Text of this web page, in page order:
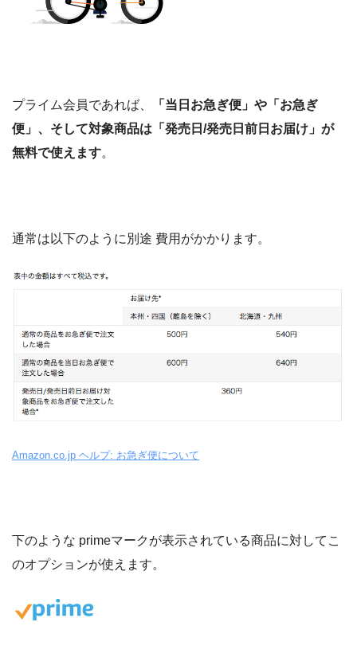
プライム会員であれば、
「当日お急ぎ便」や「お急ぎ
便」、そして対象商品は「発売日/発売日前日お届け」が
無料で使えます。
通常は以下のように別途 費用がかかります。
Amazon.co.jp ヘルプ: お急ぎ便について
下のような primeマークが表示されている商品に対してこ
のオプションが使えます。